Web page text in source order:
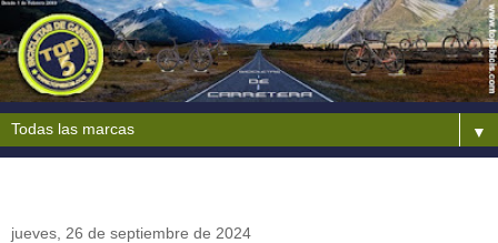
▼
jueves, 26 de septiembre de 2024